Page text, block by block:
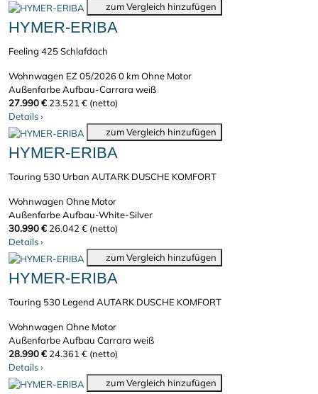
zum Vergleich hinzufügen
HYMER-ERIBA
Feeling 425 Schlafdach
Wohnwagen EZ 05/20260 kmOhne Motor
Außenfarbe Aufbau-Carrara weiß
27.990 € 23.521 € (netto)
Details›
zum Vergleich hinzufügen
HYMER-ERIBA
Touring 530 Urban AUTARK DUSCHE KOMFORT
Wohnwagen Ohne Motor
Außenfarbe Aufbau-White-Silver
30.990 € 26.042 € (netto)
Details›
zum Vergleich hinzufügen
HYMER-ERIBA
Touring 530 Legend AUTARK DUSCHE KOMFORT
Wohnwagen Ohne Motor
Außenfarbe Aufbau Carrara weiß
28.990 € 24.361 € (netto)
Details›
zum Vergleich hinzufügen